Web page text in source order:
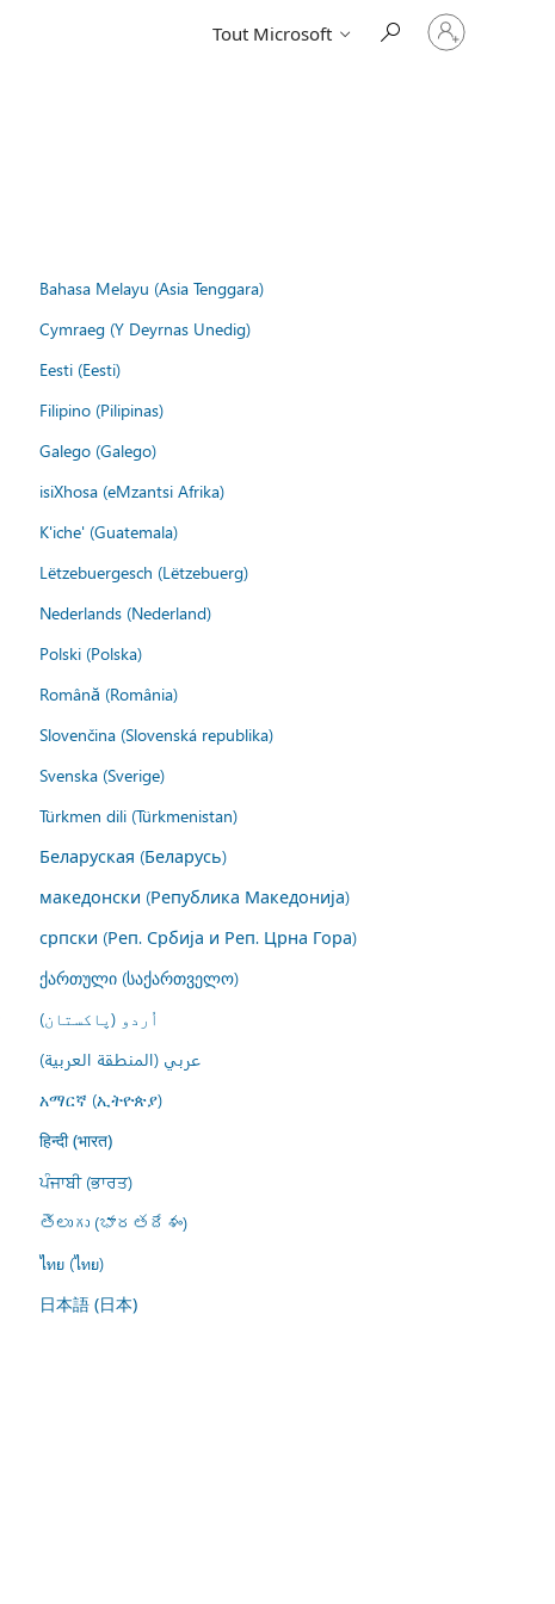
Tout Microsoft
Connectez-
vous
Bahasa Melayu (Asia Tenggara)
Cymraeg (Y Deyrnas Unedig)
Eesti (Eesti)
Filipino (Pilipinas)
Galego (Galego)
isiXhosa (eMzantsi Afrika)
K'iche' (Guatemala)
Lëtzebuergesch (Lëtzebuerg)
Nederlands (Nederland)
Polski (Polska)
Română (România)
Slovenčina (Slovenská republika)
Svenska (Sverige)
Türkmen dili (Türkmenistan)
Беларуская (Беларусь)
македонски (Република Македонија)
српски (Реп. Србија и Реп. Црна Гора)
ქართული (საქართველო)
اُردو (پاکستان)
عربي (المنطقة العربية)
አማርኛ (ኢትዮጵያ)
हिन्दी (भारत)
ਪੰਜਾਬੀ (ਭਾਰਤ)
తెలుగు (భారతదేశం)
ไทย (ไทย)
日本語 (日本)